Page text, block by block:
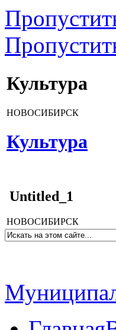
Культура
НОВОСИБИРСК
Культура
Untitled_1
НОВОСИБИРСК